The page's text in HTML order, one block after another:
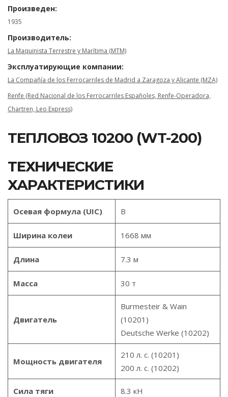
Произведен:
1935
Производитель:
La Maquinista Terrestre y Marítima (MTM)
Эксплуатирующие компании:
La Compañía de los Ferrocarriles de Madrid a Zaragoza y Alicante (MZA)
Renfe (Red Nacional de los Ferrocarriles Españoles, Renfe-Operadora,
Chartren, Leo Express)
ТЕПЛОВОЗ 10200 (WT-200)
ТЕХНИЧЕСКИЕ
ХАРАКТЕРИСТИКИ
Осевая формула (UIC) B
Ширина колеи 1668 мм
Длина 7.3 м
Масса 30 т
Двигатель
Burmesteir & Wain
(10201)
Deutsche Werke (10202)
Мощность двигателя
210 л. с. (10201)
200 л. с. (10202)
Сила тяги 8.3 кН